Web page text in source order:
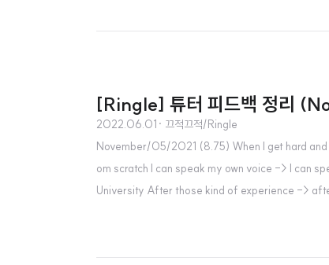
[Ringle] 튜터 피드백 정리
2022.06.01 · 끄적끄적/Ringle
November/05/2021 (8.75) When I get hard
om scratch I can speak my own voice -> I can
University After those kind of experience ->